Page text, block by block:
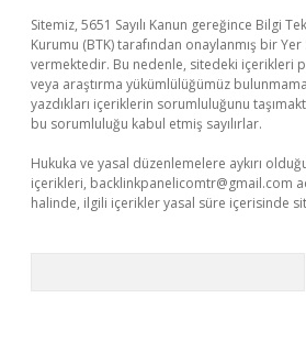
Sitemiz, 5651 Sayılı Kanun gereğince Bilgi
Kurumu (BTK) tarafından onaylanmış bir Yer
vermektedir. Bu nedenle, sitedeki içerikleri
veya araştırma yükümlülüğümüz
yazdıkları içeriklerin sorumluluğunu
bu sorumluluğu kabul etmiş sayılırlar.
Hukuka ve yasal düzenlemelere aykırı
içerikleri, backlinkpanelicomtr@gmail.com
halinde, ilgili içerikler yasal süre içerisinde